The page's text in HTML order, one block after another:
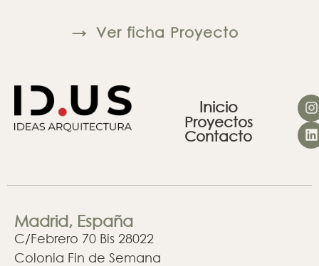
→ Ver ficha Proyecto
Inicio
Proyectos
Contacto
Madrid, España
C/Febrero 70 Bis 28022
Colonia Fin de Semana